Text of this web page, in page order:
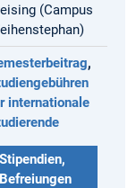
(Campus
,
internationale
Stipendien,
Befreiungen